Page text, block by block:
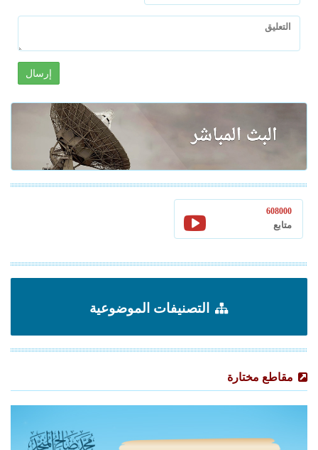
إرسال
608000
متابع
التصنيفات الموضوعية
مقاطع مختارة